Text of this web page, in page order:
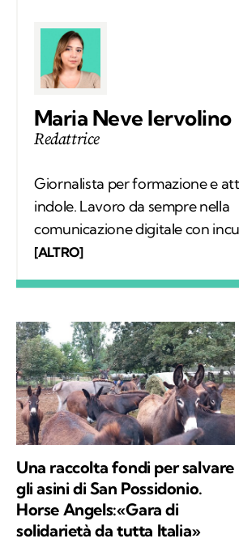
Maria Neve Iervolino
Redattrice
Giornalista per formazione e
indole. Lavoro da sempre nella
comunicazione digitale con
mondo della carta stampata,
all’aria aperta, e appena posso
percorsi di trekking nella
di Kodami ho ritrovato i miei
approccio consapevole ma
del mondo.
[ALTRO]
Una raccolta fondi per salvare
gli asini di San Possidonio.
Horse Angels:«Gara di
solidarietà da tutta Italia»